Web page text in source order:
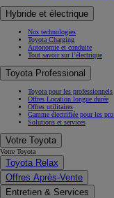
Hybride et électrique
Nos technologies
Toyota Charging
Autonomie et conduite
Tout savoir sur l’électrique
Toyota Professional
Toyota pour les professionnels
Offres Location longue durée
Offres utilitaires
Gamme électrifiée pour les
Solutions et services
Votre Toyota
Votre Toyota
Toyota Relax
Offres Après-Vente
Entretien & Services